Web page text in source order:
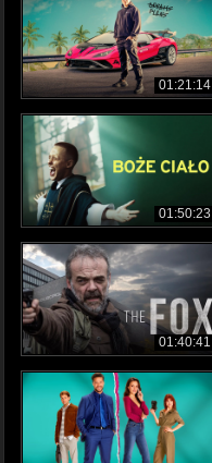
01:21:14
01:50:23
01:40:41